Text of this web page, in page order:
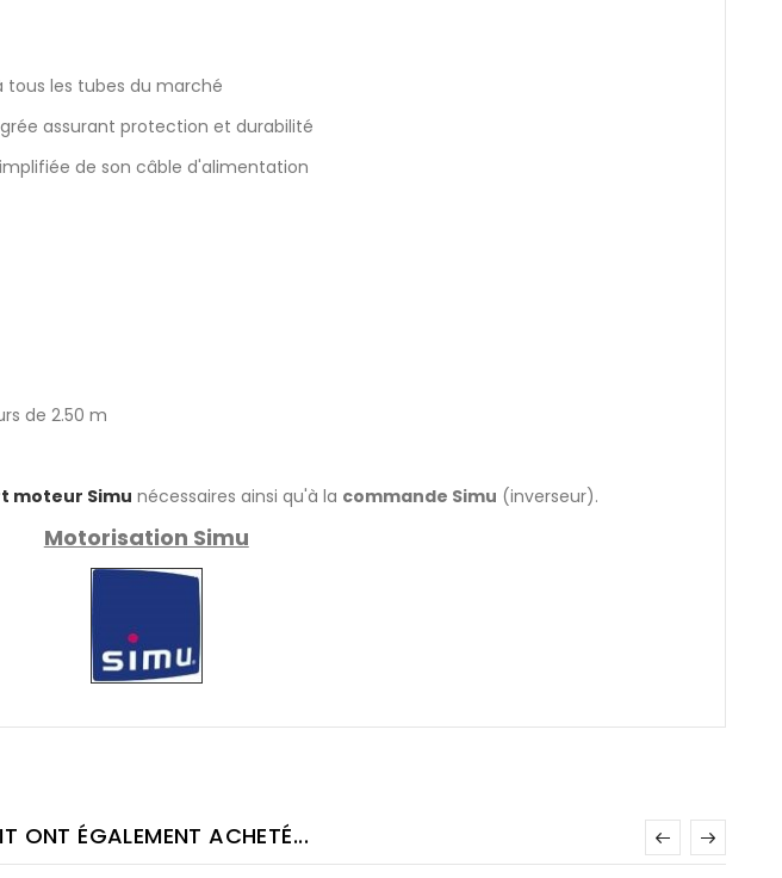
les tubes du marché
assurant protection et durabilité
de son câble d'alimentation
de 2.50 m
moteur Simu nécessaires ainsi qu'à la commande Simu (inverseur).
Motorisation Simu
ONT ÉGALEMENT ACHETÉ...